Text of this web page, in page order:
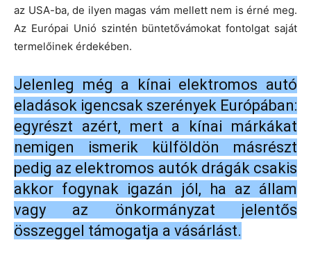
az USA-ba, de ilyen magas vám mellett nem is érné meg.
Az Európai Unió szintén büntetővámokat fontolgat saját
termelőinek érdekében.
Jelenleg még a kínai elektromos autó
eladások igencsak szerények Európában:
egyrészt azért, mert a kínai márkákat
nemigen ismerik külföldön másrészt
pedig az elektromos autók drágák csakis
akkor fogynak igazán jól, ha az állam
vagy az önkormányzat jelentős
összeggel támogatja a vásárlást.